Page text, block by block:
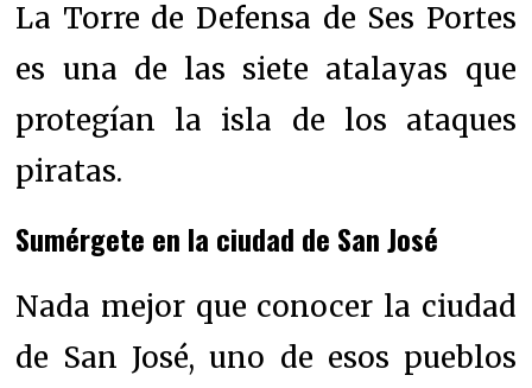
La Torre de Defensa de Ses Portes
es una de las siete atalayas que
protegían la isla de los ataques
piratas.
Sumérgete en la ciudad de San José
Nada mejor que conocer la ciudad
de San José, uno de esos pueblos